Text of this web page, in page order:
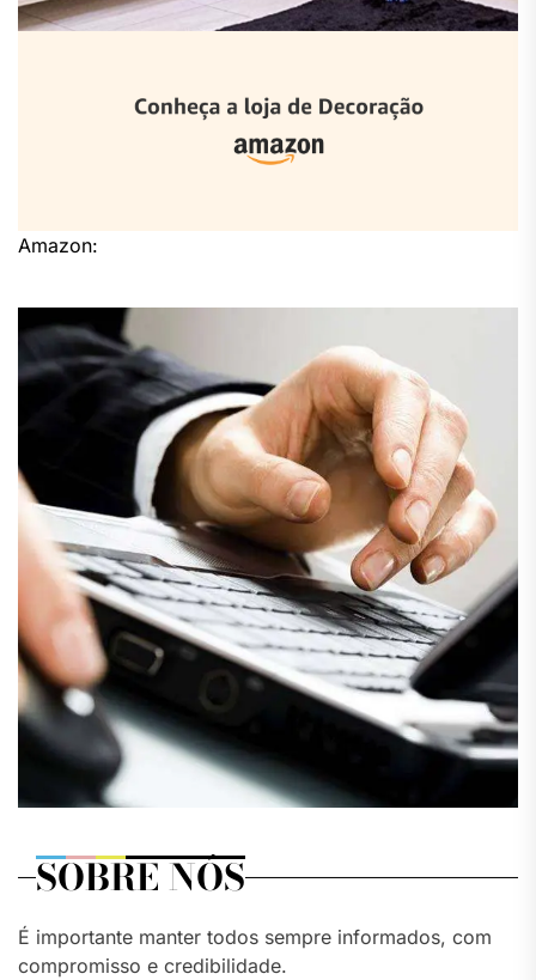
Amazon:
SOBRE NÓS
É importante manter todos sempre informados, com
compromisso e credibilidade.